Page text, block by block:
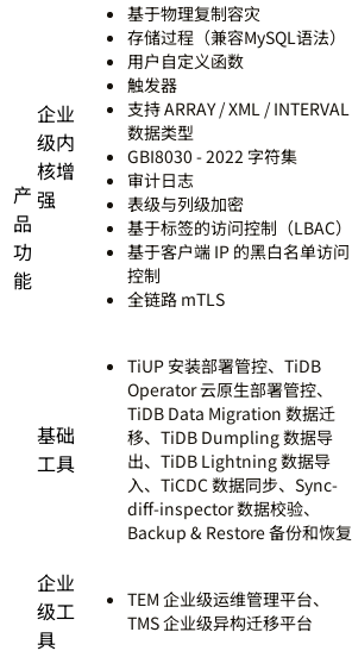
产
品
功
能
企业
级内
核增
强
基于物理复制容灾
存储过程（兼容MySQL语法）
用户自定义函数
触发器
支持 ARRAY / XML / INTERVAL
数据类型
GBI8030 - 2022 字符集
审计日志
表级与列级加密
基于标签的访问控制（LBAC）
基于客户端 IP 的黑白名单访问
控制
全链路 mTLS
基础
工具
TiUP 安装部署管控、TiDB
Operator 云原生部署管控、
TiDB Data Migration 数据迁
移、TiDB Dumpling 数据导
出、TiDB Lightning 数据导
入、TiCDC 数据同步、Sync-
diff-inspector 数据校验、
Backup & Restore 备份和恢复
企业
级工
具
TEM 企业级运维管理平台、
TMS 企业级异构迁移平台